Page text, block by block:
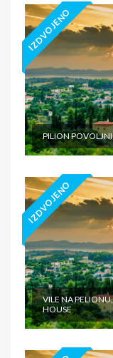
IZDVOJENO
PILION
IZDVOJENO
VILE NA
HOUSE